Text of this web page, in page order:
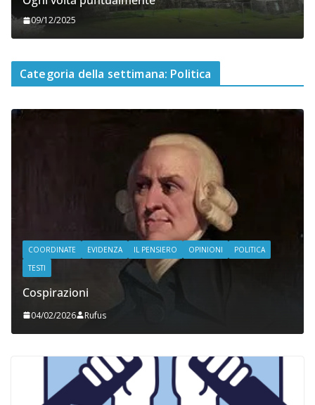
09/12/2025
Categoria della settimana: Politica
COORDINATE EVIDENZA IL PENSIERO OPINIONI
POLITICA
TESTI
Cospirazioni
04/02/2026 Rufus